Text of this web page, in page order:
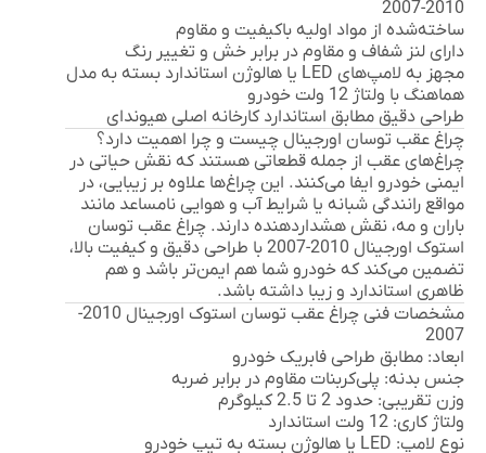
2010-2007
ساخته‌شده از مواد اولیه باکیفیت و مقاوم
دارای لنز شفاف و مقاوم در برابر خش و تغییر رنگ
مجهز به لامپ‌های LED یا هالوژن استاندارد بسته به مدل
هماهنگ با ولتاژ 12 ولت خودرو
طراحی دقیق مطابق استاندارد کارخانه اصلی هیوندای
چراغ عقب توسان اورجینال چیست و چرا اهمیت دارد؟
چراغ‌های عقب از جمله قطعاتی هستند که نقش حیاتی در
ایمنی خودرو ایفا می‌کنند. این چراغ‌ها علاوه بر زیبایی، در
مواقع رانندگی شبانه یا شرایط آب و هوایی نامساعد مانند
باران و مه، نقش هشداردهنده دارند. چراغ عقب توسان
استوک اورجینال 2010-2007 با طراحی دقیق و کیفیت بالا،
تضمین می‌کند که خودرو شما هم ایمن‌تر باشد و هم
ظاهری استاندارد و زیبا داشته باشد.
مشخصات فنی چراغ عقب توسان استوک اورجینال 2010-
2007
ابعاد: مطابق طراحی فابریک خودرو
جنس بدنه: پلی‌کربنات مقاوم در برابر ضربه
وزن تقریبی: حدود 2 تا 2.5 کیلوگرم
ولتاژ کاری:
نوع لامپ: